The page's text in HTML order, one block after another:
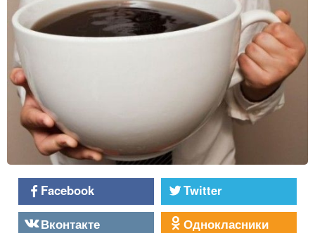
Facebook
Twitter
Вконтакте
Однокласники